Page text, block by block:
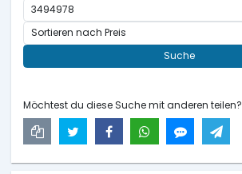
Suche
Möchtest du diese Suche mit anderen teilen?